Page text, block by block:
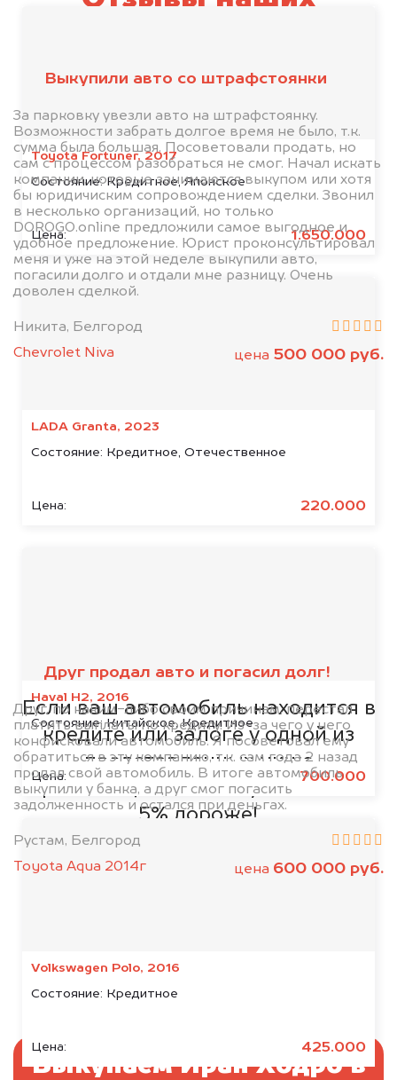
Toyota Fortuner, 2017
Состояние:Кредитное, Японское
Цена: 1.650.000
LADA Granta, 2023
Состояние: Кредитное, Отечественное
Цена: 220.000
Haval H2, 2016
Состояние:Китайское, Кредитное
Цена: 700.000
Volkswagen Polo, 2016
Состояние: Кредитное
Цена: 425.000
Выкупили авто со штрафстоянки
За парковку увезли авто на штрафстоянку.
Возможности забрать долгое время не было, т.к.
сумма была большая. Посоветовали продать, но
сам с процессом разобраться не смог. Начал искать
компании, которые занимаются выкупом или хотя
бы юридичиским сопровождением сделки. Звонил
в несколько организаций, но только
DOROGO.online предложили самое выгодное и
удобное предложение. Юрист проконсультировал
меня и уже на этой неделе выкупили авто,
погасили долго и отдали мне разницу. Очень
доволен сделкой.
Никита, Белгород
Chevrolet Niva
цена 500 000 руб.
Друг продал авто и погасил долг!
Друг, по каким-либо своим причинам, перестал
платить выплаты по кредиту. Из-за чего у него
конфисковали автомобиль. Я посоветовал ему
обратиться в эту компанию, т.к. сам года 2 назад
продал свой автомобиль. В итоге автомобиль
выкупили у банка, а друг смог погасить
задолженность и остался при деньгах.
Рустам, Белгород
Toyota Aqua 2014г
цена 600 000 руб.
банками
Если ваш автомобиль находится в
кредите или залоге у одной из
представленных ниже
организаций, то мы купим его на
5% дороже!
Выкупаем Иран Ходро в